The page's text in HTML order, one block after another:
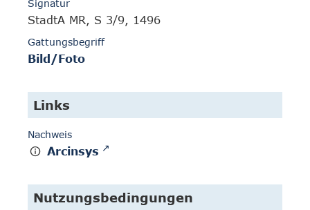
Signatur
StadtA MR, S 3/9, 1496
Gattungsbegriff
Bild/Foto
Links
Nachweis
Arcinsys
Nutzungsbedingungen